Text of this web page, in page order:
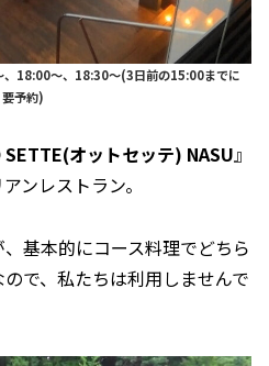
、18:00～、18:30～(3日前の15:00までに
要予約)
SETTE(オットセッテ) NASU』
ンレストラン。
基本的にコース料理でどちら
で、私たちは利用しませんで